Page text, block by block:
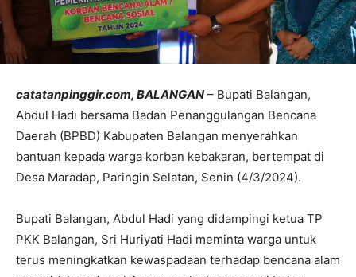
catatanpinggir.com, BALANGAN – Bupati Balangan,
Abdul Hadi bersama Badan Penanggulangan Bencana
Daerah (BPBD) Kabupaten Balangan menyerahkan
bantuan kepada warga korban kebakaran, bertempat di
Desa Maradap, Paringin Selatan, Senin (4/3/2024).
Bupati Balangan, Abdul Hadi yang didampingi ketua TP
PKK Balangan, Sri Huriyati Hadi meminta warga untuk
terus meningkatkan kewaspadaan terhadap bencana alam